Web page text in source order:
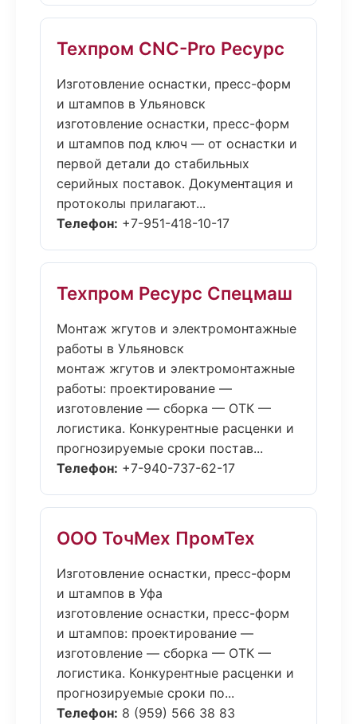
Техпром CNC-Pro Ресурс
Изготовление оснастки, пресс-форм
и штампов в Ульяновск
изготовление оснастки, пресс-форм
и штампов под ключ — от оснастки и
первой детали до стабильных
серийных поставок. Документация и
протоколы прилагают...
Телефон: +7-951-418-10-17
Техпром Ресурс Спецмаш
Монтаж жгутов и электромонтажные
работы в Ульяновск
монтаж жгутов и электромонтажные
работы: проектирование —
изготовление — сборка — ОТК —
логистика. Конкурентные расценки и
прогнозируемые сроки постав...
Телефон: +7-940-737-62-17
ООО ТочМех ПромТех
Изготовление оснастки, пресс-форм
и штампов в Уфа
изготовление оснастки, пресс-форм
и штампов: проектирование —
изготовление — сборка — ОТК —
логистика. Конкурентные расценки и
прогнозируемые сроки по...
Телефон: 8 (959) 566 38 83